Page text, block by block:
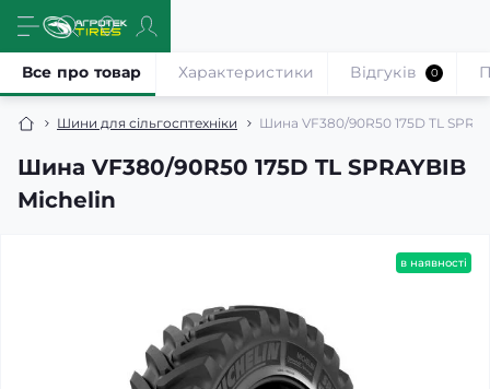
Шини для сільгосптехніки Шина VF380/90R50 175D TL
Шина VF380/90R50 175D TL SPRAYBIB
Michelin
Все про товар Характеристики Відгуків 0
в наявності